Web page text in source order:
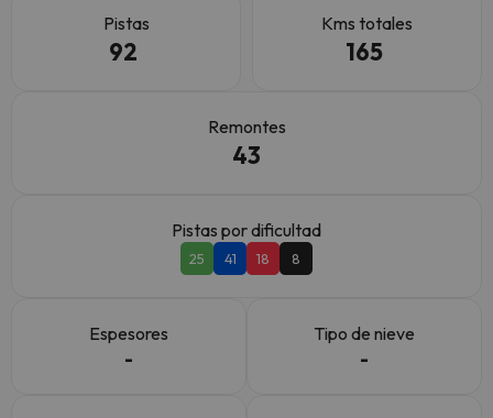
Pistas
92
Kms totales
165
Remontes
43
Pistas por dificultad
25 41 18 8
Espesores
-
Tipo de nieve
-